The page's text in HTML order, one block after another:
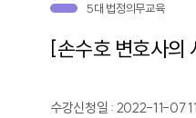
5대 법정의무교육
[손수호 변호사의
수강신청일 : 2022-11-07